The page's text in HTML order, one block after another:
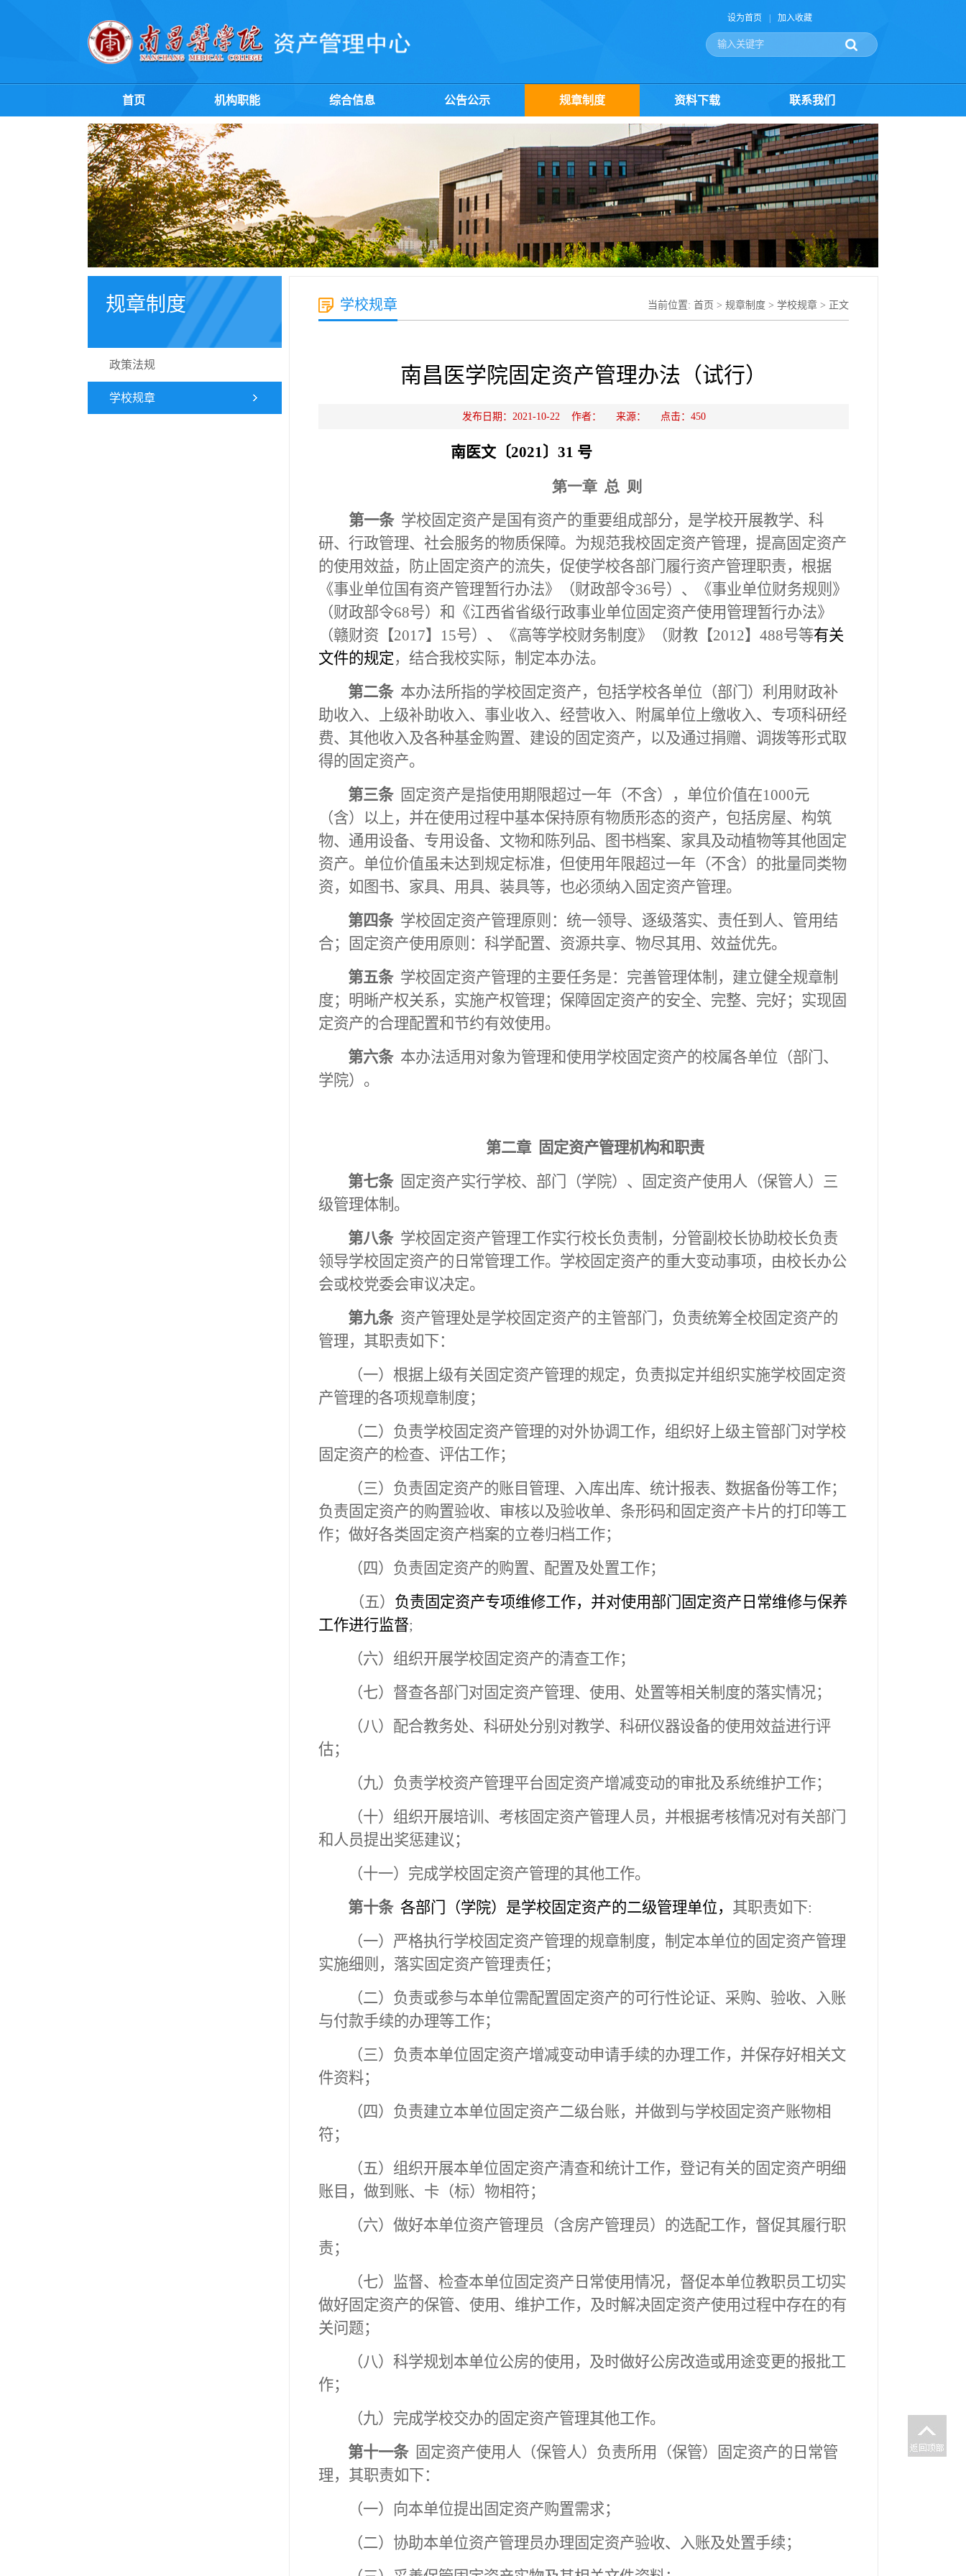
设为首页 加入收藏
首页 机构职能 综合信息 公告公示 规章制度 资料下载 联系我们
规章制度
政策法规
学校规章
学校规章 当前位置: 首页 > 规章制度 > 学校规章 > 正文
南昌医学院固定资产管理办法（试行）
发布日期：2021-10-22 作者： 来源： 点击： 450
南医文〔2021〕31 号
第一章 总 则
第一条 学校固定资产是国有资产的重要组成部分，是学校开展教学、科
研、行政管理、社会服务的物质保障。为规范我校固定资产管理，提高固定资产
的使用效益，防止固定资产的流失，促使学校各部门履行资产管理职责，根据
《事业单位国有资产管理暂行办法》（财政部令36号）、《事业单位财务规则》
（财政部令68号）和《江西省省级行政事业单位固定资产使用管理暂行办法》
（赣财资【2017】 15号）、《高等学校财务制度》（财教【2012】488号等有关
文件的规定，结合我校实际，制定本办法。
第二条 本办法所指的学校固定资产，包括学校各单位（部门）利用财政补
助收入、上级补助收入、事业收入、经营收入、附属单位上缴收入、专项科研经
费、其他收入及各种基金购置、建设的固定资产，以及通过捐赠、调拨等形式取
得的固定资产。
第三条
固定资产是指使用期限超过一年（不含），单位价值在1000元
（含）以上，并在使用过程中基本保持原有物质形态的资产，包括房屋、构筑
物、通用设备、专用设备、文物和陈列品、图书档案、家具及动植物等其他固定
资产。单位价值虽未达到规定标准，但使用年限超过一年（不含）的批量同类物
资，如图书、家具、用具、装具等，也必须纳入固定资产管理。
第四条 学校固定资产管理原则：统一领导、逐级落实、责任到人、管用结
合；固定资产使用原则：科学配置、资源共享、 物尽其用、效益优先。
第五条 学校固定资产管理的主要任务是：完善管理体制，建立健全规章制
度；明晰产权关系，实施产权管理；保障固定资产的安全、完整、完好；实现固
定资产的合理配置和节约有效使用。
第六条 本办法适用对象为管理和使用学校固定资产的校属各单位（部门、
学院）。
第二章 固定资产管理机构和职责
第七条 固定资产实行学校、部门（学院）、固定资产使用人（保管人）三
级管理体制。
第八条 学校固定资产管理工作实行校长负责制，分管副校长协助校长负责
领导学校固定资产的日常管理工作。学校固定资产的重大变动事项，由校长办公
会或校党委会审议决定。
第九条 资产管理处是学校固定资产的主管部门，负责统筹全校固定资产的
管理，其职责如下：
（一）根据上级有关固定资产管理的规定，负责拟定并组织实施学校固定资
产管理的各项规章制度；
（二）负责学校固定资产管理的对外协调工作，组织好上级主管部门对学校
固定资产的检查、评估工作；
（三）负责固定资产的账目管理、入库出库、统计报表、数据备份等工作；
负责固定资产的购置验收、审核以及验收单、条形码和固定资产卡片的打印等工
作；做好各类固定资产档案的立卷归档工作；
（四）负责固定资产的购置、配置及处置工作；
（五） 负责固定资产专项维修工作，并对使用部门固定资产日常维修与保养
工作进行监督;
（六）组织开展学校固定资产的清查工作；
（七）督查各部门对固定资产管理、使用、处置等相关制度的落实情况；
（八）配合教务处、科研处分别对教学、科研仪器设备的使用效益进行评
估；
（九）负责学校资产管理平台固定资产增减变动的审批及系统维护工作；
（十）组织开展培训、考核固定资产管理人员，并根据考核情况对有关部门
和人员提出奖惩建议；
（十一）完成学校固定资产管理的其他工作。
第十条 各部门（学院）是学校固定资产的二级管理单位， 其职责如下:
（一）严格执行学校固定资产管理的规章制度，制定本单位的固定资产管理
实施细则，落实固定资产管理责任；
（二）负责或参与本单位需配置固定资产的可行性论证、采购、验收、入账
与付款手续的办理等工作；
（三）负责本单位固定资产增减变动申请手续的办理工作，并保存好相关文
件资料；
（四）负责建立本单位固定资产二级台账，并做到与学校固定资产账物相
符；
（五）组织开展本单位固定资产清查和统计工作，登记有关的固定资产明细
账目，做到账、卡（标）物相符；
（六）做好本单位资产管理员（含房产管理员）的选配工作，督促其履行职
责；
（七）监督、检查本单位固定资产日常使用情况，督促本单位教职员工切实
做好固定资产的保管、使用、维护工作，及时解决固定资产使用过程中存在的有
关问题；
（八）科学规划本单位公房的使用，及时做好公房改造或用途变更的报批工
作；
（九）完成学校交办的固定资产管理其他工作。
第十一条 固定资产使用人（保管人）负责所用（保管）固定资产的日常管
理，其职责如下：
（一）向本单位提出固定资产购置需求；
（二）协助本单位资产管理员办理固定资产验收、入账及处置手续；